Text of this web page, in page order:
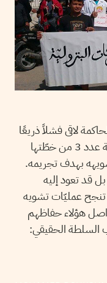
لاقى فشلاً ذريعًا
في قرقنة. ولذلك نراها الآن تطبّق المرحلة عدد 3 من خطّتها
بهدف تجريمه.
قد تعود إليه
تنجح عمليّات تشويه
هؤلاء حفاظهم
السلطة الحقيقي: